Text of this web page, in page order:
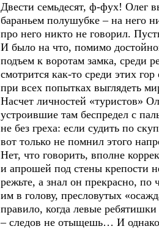
Двести семьдесят, ф-фух! Олег
бараньем полушубке – на него
про него никто не говорил.
И было на что, помимо
подъем к воротам замка, среди
смотрится как-то среди этих
при всех попытках выглядеть
Насчет личностей «туристов»
устроившие там беспредел с
не без греха: если судить по
вот только не помнил этого
Нет, что говорить, вполне
и апрошей под стены крепости
режьте, а знал он прекрасно,
им в голову, пресловутых
правило, когда левые
– следов не отыщешь… И